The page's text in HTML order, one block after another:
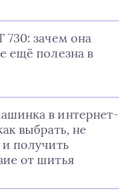
730: зачем она
ещё полезна в
в интернет-
выбрать, не
и получить
от шитья